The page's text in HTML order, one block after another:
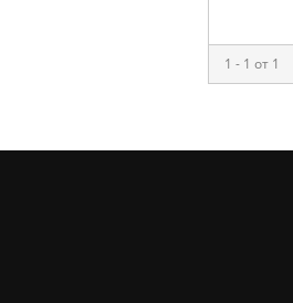
1 - 1 от 1